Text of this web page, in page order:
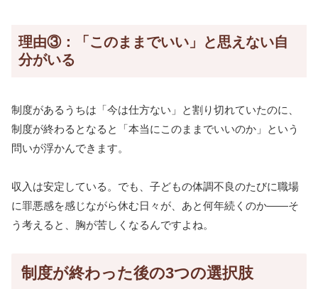
理由③：「このままでいい」と思えない自
分がいる
制度があるうちは「今は仕方ない」と割り切れていたのに、
制度が終わるとなると「本当にこのままでいいのか」という
問いが浮かんできます。
収入は安定している。でも、子どもの体調不良のたびに職場
に罪悪感を感じながら休む日々が、あと何年続くのか——そ
う考えると、胸が苦しくなるんですよね。
制度が終わった後の3つの選択肢